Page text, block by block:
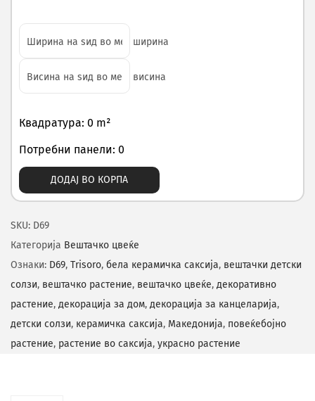
ширина
висина
Квадратура: 0 m²
Потребни панели: 0
ДОДАЈ ВО КОРПА
SKU: D69
Категорија Вештачко цвеќе
Ознаки: D69, Trisoro, бела керамичка саксија, вештачки детски
солзи, вештачко растение, вештачко цвеќе, декоративно
растение, декорација за дом, декорација за канцеларија,
детски солзи, керамичка саксија, Македонија, повеќебојно
растение, растение во саксија, украсно растение